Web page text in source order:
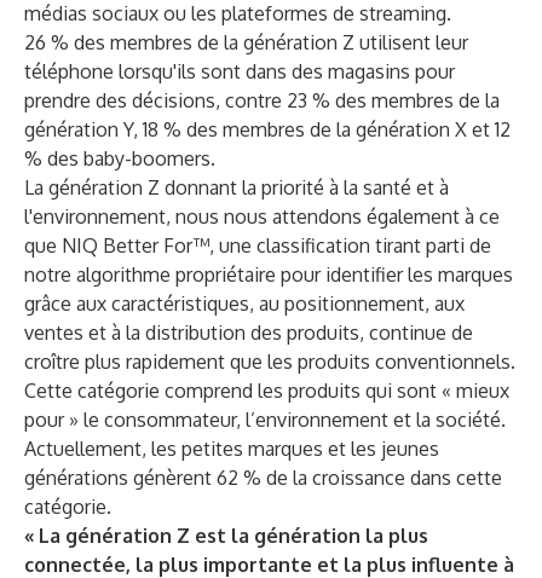
médias sociaux ou les plateformes de streaming.
26 % des membres de la génération Z utilisent leur
téléphone lorsqu'ils sont dans des magasins pour
prendre des décisions, contre 23 % des membres de la
génération Y, 18 % des membres de la génération X et 12
% des baby-boomers.
La génération Z donnant la priorité à la santé et à
l'environnement, nous nous attendons également à ce
que NIQ ​​Better For™, une classification tirant parti de
notre algorithme propriétaire pour identifier les marques
grâce aux caractéristiques, au positionnement, aux
ventes et à la distribution des produits, continue de
croître plus rapidement que les produits conventionnels.
Cette catégorie comprend les produits qui sont « mieux
pour » le consommateur, l’environnement et la société.
Actuellement, les petites marques et les jeunes
générations génèrent 62 % de la croissance dans cette
catégorie.
« La génération Z est la génération la plus
connectée, la plus importante et la plus influente à